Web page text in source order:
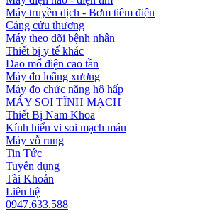
Máy truyền dịch - Bơm tiêm điện
Cáng cứu thương
Máy theo dõi bệnh nhân
Thiết bị y tế khác
Dao mổ điện cao tần
Máy đo loãng xương
Máy đo chức năng hô hấp
MÁY SOI TĨNH MẠCH
Thiết Bị Nam Khoa
Kính hiển vi soi mạch máu
Máy vỗ rung
Tin Tức
Tuyển dụng
Tài Khoản
Liên hệ
0947.633.588